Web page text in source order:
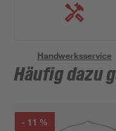
Handwerksservice
Häufig dazu
- 11 %